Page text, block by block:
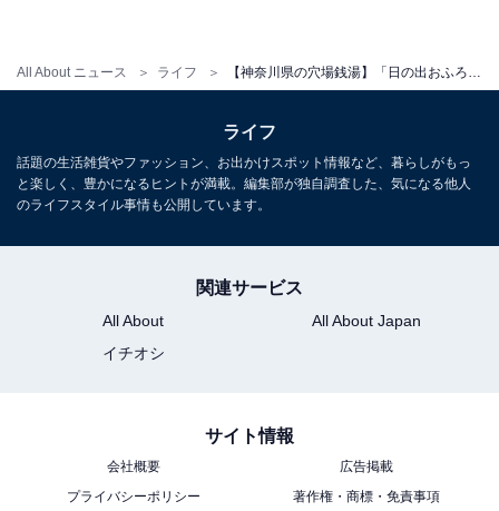
All About ニュース ライフ
ら23時までとなっています。）
ライフ
話題の生活雑貨やファッション、お出かけスポット情報など、暮らしがもっ
と楽しく、豊かになるヒントが満載。編集部が独自調査した、気になる他人
のライフスタイル事情も公開しています。
関連サービス
All About
All About Japan
イチオシ
サイト情報
会社概要
広告掲載
プライバシーポリシー
著作権・商標・免責事項